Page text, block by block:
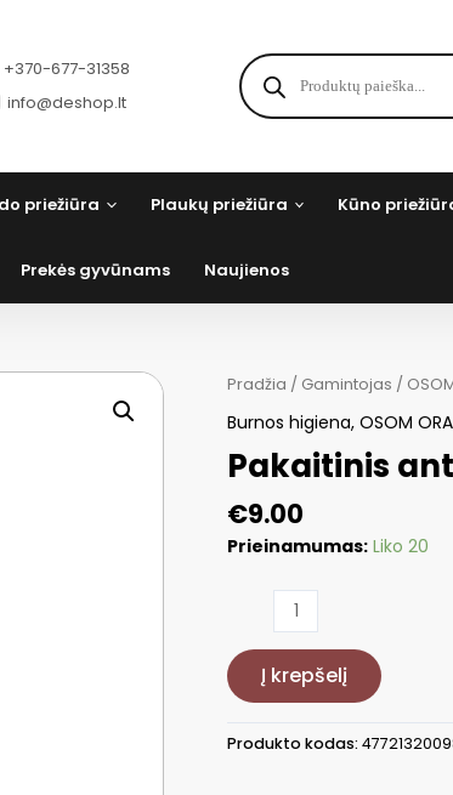
+370-677-31358
info@deshop.lt
Products
search
priežiūra Plaukų priežiūra Kūno
Prekės gyvūnams Naujienos
Pradžia / Gamintojas /
Burnos higiena,OSOM
Pakaitinis
€9.00
Prieinamumas: Liko 20
produkto
Pakaitinis
antgalis
OSOM
Oral
Į krepšelį
Produkto kodas: